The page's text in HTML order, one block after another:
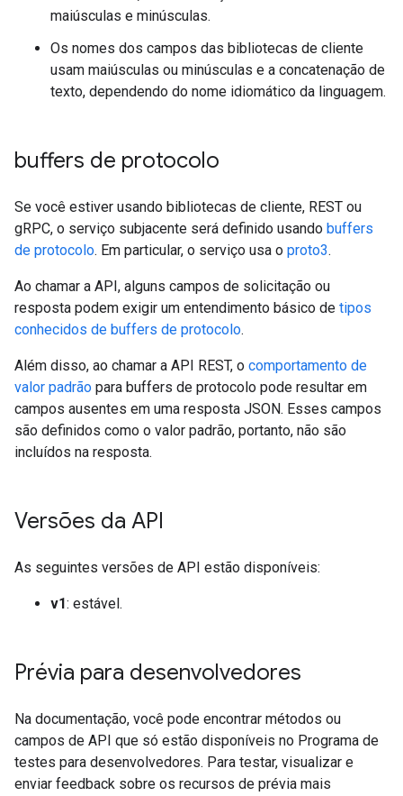
maiúsculas e minúsculas.
Os nomes dos campos das bibliotecas de cliente
usam maiúsculas ou minúsculas e a concatenação de
texto, dependendo do nome idiomático da linguagem.
buffers de protocolo
Se você estiver usando bibliotecas de cliente, REST ou
gRPC, o serviço subjacente será definido usando buffers
de protocolo. Em particular, o serviço usa o proto3.
Ao chamar a API, alguns campos de solicitação ou
resposta podem exigir um entendimento básico de tipos
conhecidos de buffers de protocolo.
Além disso, ao chamar a API REST, o comportamento de
valor padrão para buffers de protocolo pode resultar em
campos ausentes em uma resposta JSON. Esses campos
são definidos como o valor padrão, portanto, não são
incluídos na resposta.
Versões da API
As seguintes versões de API estão disponíveis:
v1: estável.
Prévia para desenvolvedores
Na documentação, você pode encontrar métodos ou
campos de API que só estão disponíveis no Programa de
testes para desenvolvedores. Para testar, visualizar e
enviar feedback sobre os recursos de prévia mais